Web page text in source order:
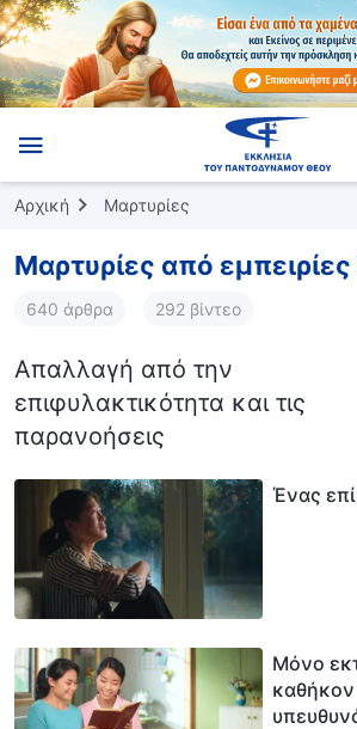
Αρχική Μαρτυρίες
Μαρτυρίες από
640 άρθρα 292 βίντεο
Απαλλαγή από την
επιφυλακτικότητα και τις
παρανοήσεις
Ένας
Μόνο
καθήκον